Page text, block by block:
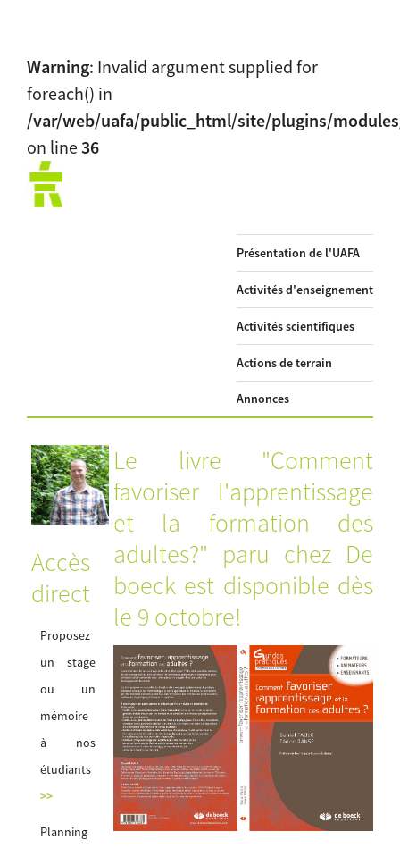
Warning: Invalid argument supplied for
foreach() in
/var/web/uafa/public_html/site/plugins/
on line36
Présentation de l'UAFA
Activités d'enseignement
Activités scientifiques
Actions de terrain
Annonces
Accès
direct
Proposez
un stage
ou un
mémoire
à nos
étudiants
>>
Planning
Le livre "Comment
favoriser l'apprentissage
et la formation des
adultes?" paru chez De
boeck est disponible dès
le 9 octobre!